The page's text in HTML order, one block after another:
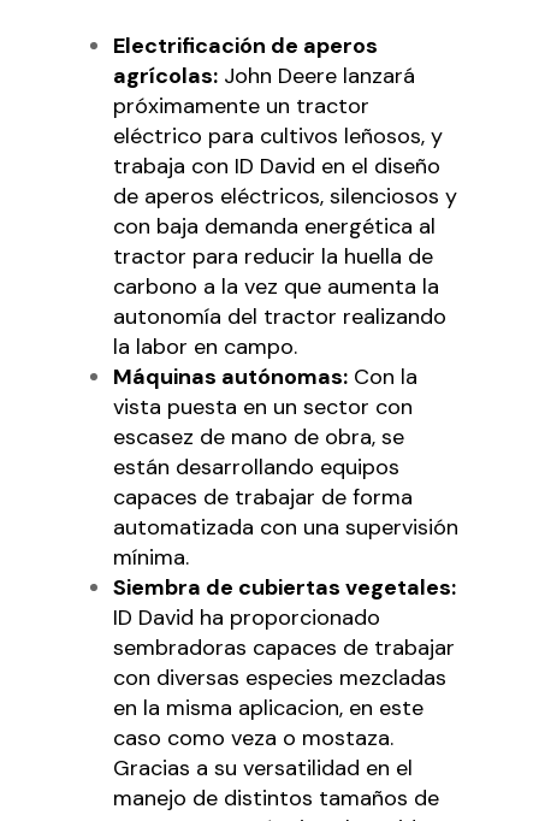
Electrificación de aperos
agrícolas: John Deere lanzará
próximamente un tractor
eléctrico para cultivos leñosos, y
trabaja con ID David en el diseño
de aperos eléctricos, silenciosos y
con baja demanda energética al
tractor para reducir la huella de
carbono a la vez que aumenta la
autonomía del tractor realizando
la labor en campo.
Máquinas autónomas: Con la
vista puesta en un sector con
escasez de mano de obra, se
están desarrollando equipos
capaces de trabajar de forma
automatizada con una supervisión
mínima.
Siembra de cubiertas vegetales:
ID David ha proporcionado
sembradoras capaces de trabajar
con diversas especies mezcladas
en la misma aplicacion, en este
caso como veza o mostaza.
Gracias a su versatilidad en el
manejo de distintos tamaños de